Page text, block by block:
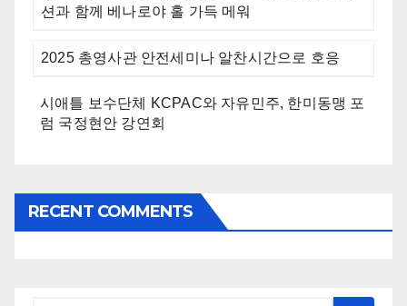
션과 함께 베나로야 홀 가득 메워
2025 총영사관 안전세미나 알찬시간으로 호응
시애틀 보수단체 KCPAC와 자유민주, 한미동맹 포
럼 국정현안 강연회
RECENT COMMENTS